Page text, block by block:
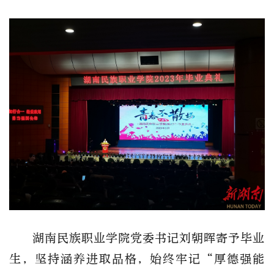
湖南民族职业学院党委书记刘朝晖寄予毕业
生，坚持涵养进取品格，始终牢记“厚德强能